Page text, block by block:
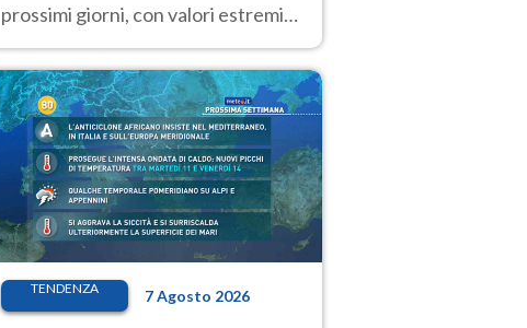
prossimi giorni, con valori estremi
d’Italia.
TENDENZA 7 Agosto 2026